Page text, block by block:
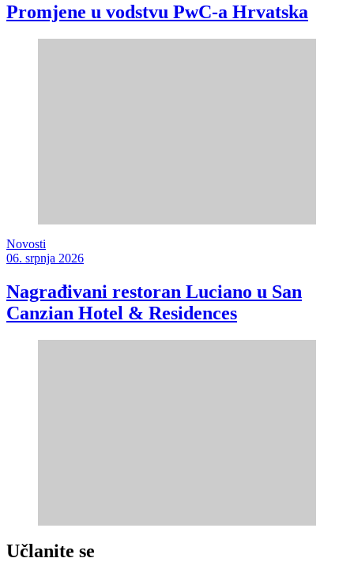
Promjene u vodstvu PwC-a Hrvatska
Novosti
06. srpnja 2026
Nagrađivani restoran Luciano u San
Canzian Hotel & Residences
Učlanite se